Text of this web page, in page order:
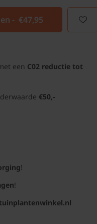
- €47,95
een C02 reductie tot
€50,-
!
!